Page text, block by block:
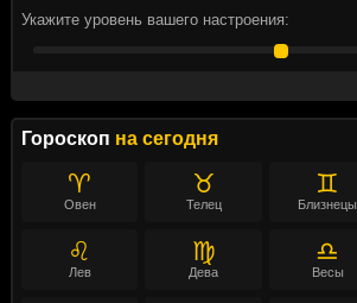
Укажите уровень вашего настроения:
Гороскоп на сегодня
♈
Овен
♉
Телец
♊
Близнецы
♌
Лев
♍
Дева
♎
Весы